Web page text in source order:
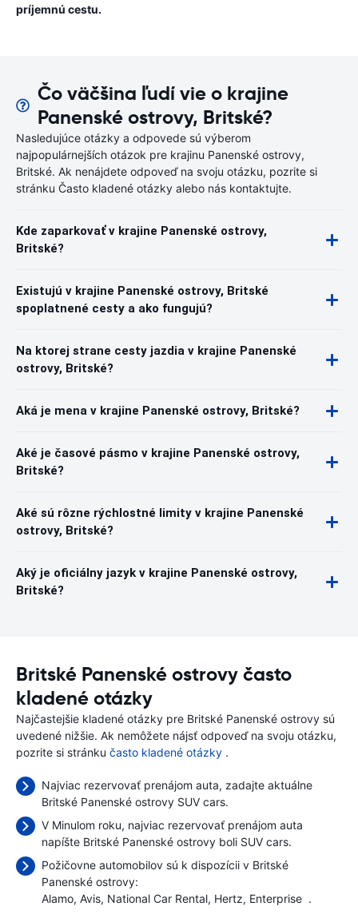
príjemnú cestu.
Čo väčšina ľudí vie o krajine
Panenské ostrovy, Britské?
Nasledujúce otázky a odpovede sú výberom
najpopulárnejších otázok pre krajinu Panenské ostrovy,
Britské. Ak nenájdete odpoveď na svoju otázku, pozrite si
stránku Často kladené otázky alebo nás kontaktujte.
Kde zaparkovať v krajine Panenské ostrovy,
Britské?
Existujú v krajine Panenské ostrovy, Britské
spoplatnené cesty a ako fungujú?
Na ktorej strane cesty jazdia v krajine Panenské
ostrovy, Britské?
Aká je mena v krajine Panenské ostrovy, Britské?
Aké je časové pásmo v krajine Panenské ostrovy,
Britské?
Aké sú rôzne rýchlostné limity v krajine Panenské
ostrovy, Britské?
Aký je oficiálny jazyk v krajine Panenské ostrovy,
Britské?
Britské Panenské ostrovy často
kladené otázky
Najčastejšie kladené otázky pre Britské Panenské ostrovy sú
uvedené nižšie. Ak nemôžete nájsť odpoveď na svoju otázku,
pozrite si stránku často kladené otázky .
Najviac rezervovať prenájom auta, zadajte aktuálne
Britské Panenské ostrovy SUV cars.
V Minulom roku, najviac rezervovať prenájom auta
napíšte Britské Panenské ostrovy boli SUV cars.
Požičovne automobilov sú k dispozícii v Britské
Panenské ostrovy:
Alamo Avis National Car Rental Hertz Enterprise .